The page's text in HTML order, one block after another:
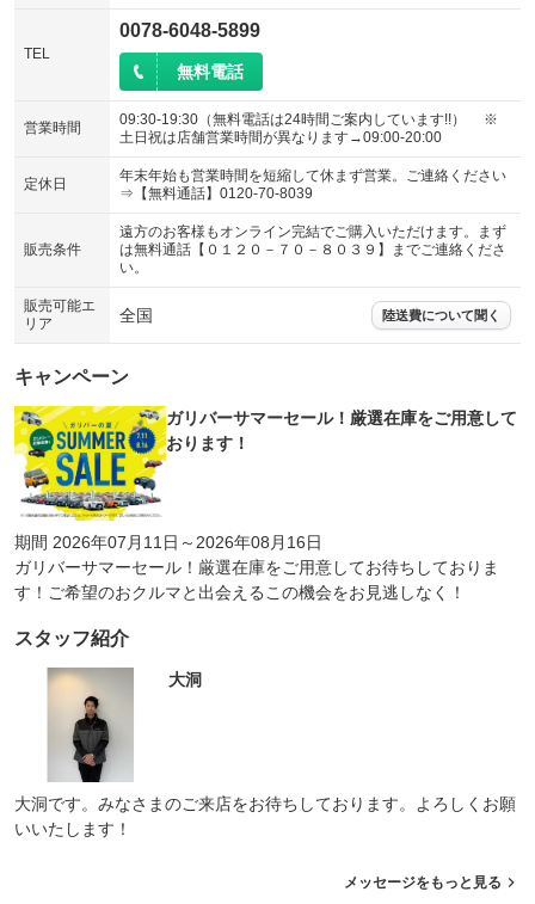
TEL
0078-6048-5899
無料電話
営業時間
09:30-19:30（無料電話は24時間ご案内しています!!） ※
土日祝は店舗営業時間が異なります→09:00-20:00
定休日
年末年始も営業時間を短縮して休まず営業。ご連絡ください
⇒【無料通話】0120-70-8039
販売条件
遠方のお客様もオンライン完結でご購入いただけます。まず
は無料通話【０１２０－７０－８０３９】までご連絡くださ
い。
販売可能エ
リア
全国 陸送費について聞く
キャンペーン
ガリバーサマーセール！厳選在庫をご用意して
おります！
期間 2026年07月11日～2026年08月16日
ガリバーサマーセール！厳選在庫をご用意してお待ちしておりま
す！ご希望のおクルマと出会えるこの機会をお見逃しなく！
スタッフ紹介
大洞
大洞です。みなさまのご来店をお待ちしております。よろしくお願
いいたします！
メッセージをもっと見る